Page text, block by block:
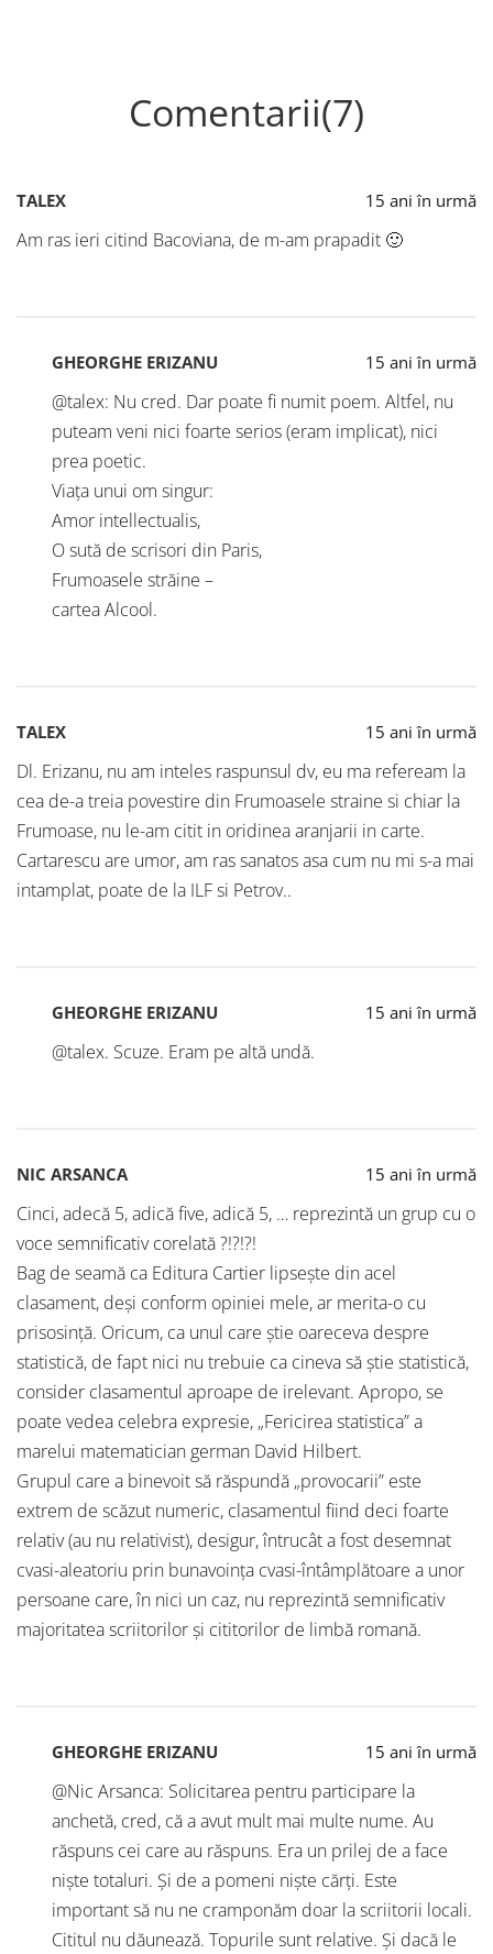
Comentarii(7)
TALEX 15 ani în urmă
Am ras ieri citind Bacoviana, de m-am prapadit 🙂
GHEORGHE ERIZANU 15 ani în urmă
@talex: Nu cred. Dar poate fi numit poem. Altfel, nu
puteam veni nici foarte serios (eram implicat), nici
prea poetic.
Viața unui om singur:
Amor intellectualis,
O sută de scrisori din Paris,
Frumoasele străine –
cartea Alcool.
TALEX 15 ani în urmă
Dl. Erizanu, nu am inteles raspunsul dv, eu ma refeream la
cea de-a treia povestire din Frumoasele straine si chiar la
Frumoase, nu le-am citit in oridinea aranjarii in carte.
Cartarescu are umor, am ras sanatos asa cum nu mi s-a mai
intamplat, poate de la ILF si Petrov..
GHEORGHE ERIZANU 15 ani în urmă
@talex. Scuze. Eram pe altă undă.
NIC ARSANCA 15 ani în urmă
Cinci, adecă 5, adică five, adică 5, … reprezintă un grup cu o
voce semnificativ corelată ?!?!?!
Bag de seamă ca Editura Cartier lipsește din acel
clasament, deși conform opiniei mele, ar merita-o cu
prisosință. Oricum, ca unul care știe oareceva despre
statistică, de fapt nici nu trebuie ca cineva să știe statistică,
consider clasamentul aproape de irelevant. Apropo, se
poate vedea celebra expresie, „Fericirea statistica” a
marelui matematician german David Hilbert.
Grupul care a binevoit să răspundă „provocarii” este
extrem de scăzut numeric, clasamentul fiind deci foarte
relativ (au nu relativist), desigur, întrucât a fost desemnat
cvasi-aleatoriu prin bunavoința cvasi-întâmplătoare a unor
persoane care, în nici un caz, nu reprezintă semnificativ
majoritatea scriitorilor și cititorilor de limbă romană.
GHEORGHE ERIZANU 15 ani în urmă
@Nic Arsanca: Solicitarea pentru participare la
anchetă, cred, că a avut mult mai multe nume. Au
răspuns cei care au răspuns. Era un prilej de a face
niște totaluri. Și de a pomeni niște cărți. Este
important să nu ne cramponăm doar la scriitorii locali.
Cititul nu dăunează. Topurile sunt relative. Și dacă le